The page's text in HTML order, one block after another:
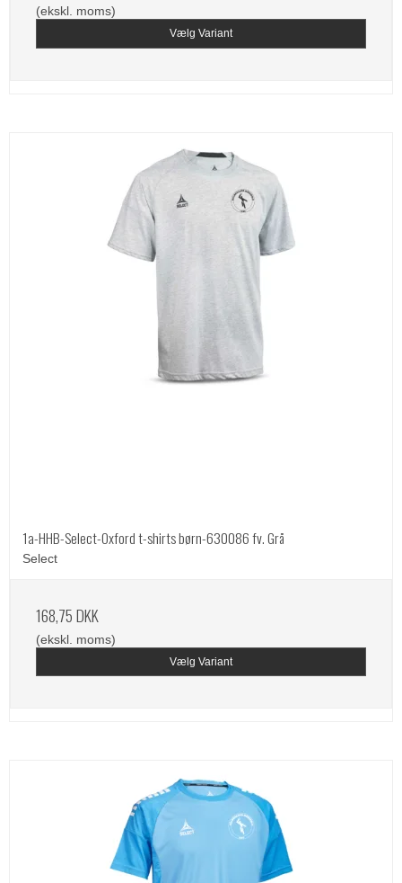
(ekskl. moms)
Vælg Variant
1a-HHB-Select-Oxford t-shirts børn-630086 fv. Grå
Select
168,75 DKK
(ekskl. moms)
Vælg Variant